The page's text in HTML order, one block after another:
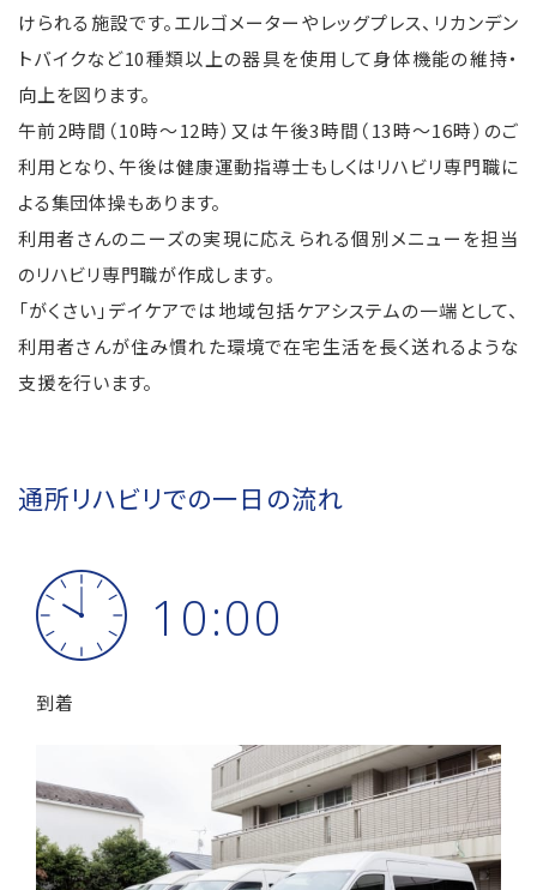
けられる施設です。エルゴメーターやレッグプレス、リカンデン
トバイクなど10種類以上の器具を使用して身体機能の維持・
向上を図ります。
午前2時間（10時～12時）又は午後3時間（13時～16時）のご
利用となり、午後は健康運動指導士もしくはリハビリ専門職に
よる集団体操もあります。
利用者さんのニーズの実現に応えられる個別メニューを担当
のリハビリ専門職が作成します。
「がくさい」デイケアでは地域包括ケアシステムの一端として、
利用者さんが住み慣れた環境で在宅生活を長く送れるような
支援を行います。
通所リハビリでの一日の流れ
10:00
到着